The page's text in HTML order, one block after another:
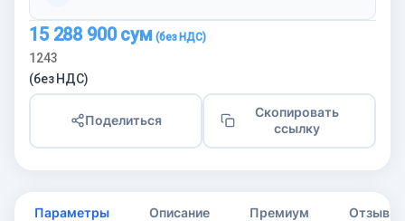
15 288 900сум
1243
(без НДС)
Поделиться
Скопировать
ссылку
Параметры Описание Премиум Отзывы